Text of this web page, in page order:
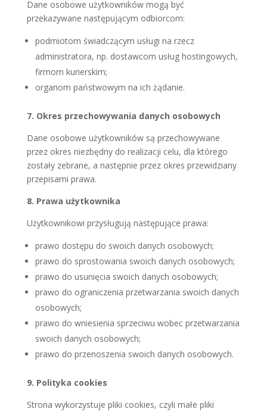
Dane osobowe użytkowników mogą być
przekazywane następującym odbiorcom:
podmiotom świadczącym usługi na rzecz
administratora, np. dostawcom usług hostingowych,
firmom kurierskim;
organom państwowym na ich żądanie.
7. Okres przechowywania danych osobowych
Dane osobowe użytkowników są przechowywane
przez okres niezbędny do realizacji celu, dla którego
zostały zebrane, a następnie przez okres przewidziany
przepisami prawa.
8. Prawa użytkownika
Użytkownikowi przysługują następujące prawa:
prawo dostępu do swoich danych osobowych;
prawo do sprostowania swoich danych osobowych;
prawo do usunięcia swoich danych osobowych;
prawo do ograniczenia przetwarzania swoich danych
osobowych;
prawo do wniesienia sprzeciwu wobec przetwarzania
swoich danych osobowych;
prawo do przenoszenia swoich danych osobowych.
9. Polityka cookies
Strona wykorzystuje pliki cookies, czyli małe pliki